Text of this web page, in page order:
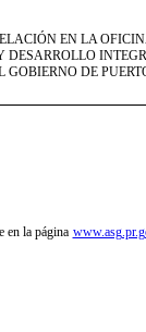
EN LA
DE
en la página